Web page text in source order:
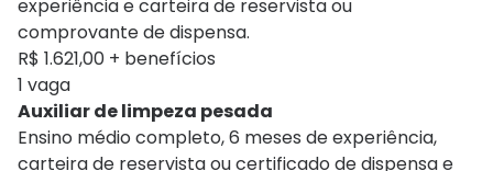
experiência e carteira de reservista ou
comprovante de dispensa.
R$ 1.621,00 + benefícios
1 vaga
Auxiliar de limpeza pesada
Ensino médio completo, 6 meses de experiência,
carteira de reservista ou certificado de dispensa e